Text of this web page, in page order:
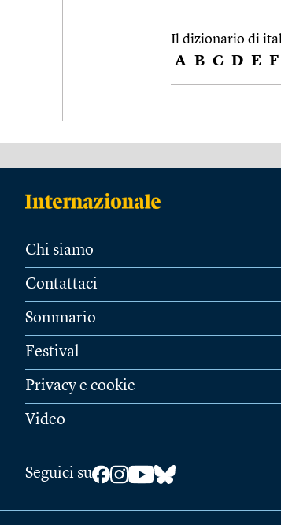
Il dizionario di
A B C D E F
Chi siamo
Contattaci
Sommario
Festival
Privacy e cookie
Video
Seguici su